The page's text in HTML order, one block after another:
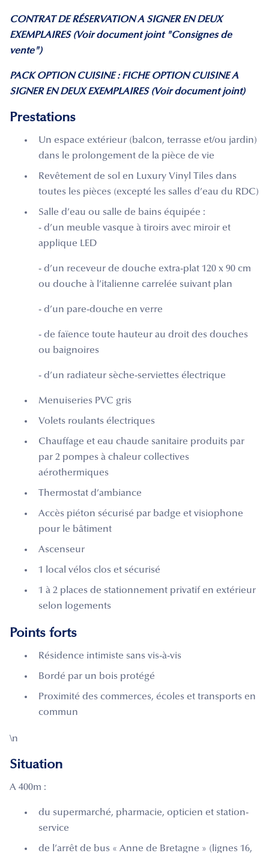
CONTRAT DE RÉSERVATION A SIGNER EN DEUX
EXEMPLAIRES (Voir document joint "Consignes de
vente")
PACK OPTION CUISINE : FICHE OPTION CUISINE A
SIGNER EN DEUX EXEMPLAIRES (Voir document joint)
Prestations
Un espace extérieur (balcon, terrasse et/ou jardin)
dans le prolongement de la pièce de vie
Revêtement de sol en Luxury Vinyl Tiles dans
toutes les pièces (excepté les salles d’eau du RDC)
Salle d’eau ou salle de bains équipée :
- d’un meuble vasque à tiroirs avec miroir et
applique LED
- d’un receveur de douche extra-plat 120 x 90 cm
ou douche à l’italienne carrelée suivant plan
- d’un pare-douche en verre
- de faïence toute hauteur au droit des douches
ou baignoires
- d’un radiateur sèche-serviettes électrique
Menuiseries PVC gris
Volets roulants électriques
Chauffage et eau chaude sanitaire produits par
par 2 pompes à chaleur collectives
aérothermiques
Thermostat d’ambiance
Accès piéton sécurisé par badge et visiophone
pour le bâtiment
Ascenseur
1 local vélos clos et sécurisé
1 à 2 places de stationnement privatif en extérieur
selon logements
Points forts
Résidence intimiste sans vis-à-vis
Bordé par un bois protégé
Proximité des commerces, écoles et transports en
commun
\n
Situation
A 400m :
du supermarché, pharmacie, opticien et station-
service
de l’arrêt de bus « Anne de Bretagne » (lignes 16,